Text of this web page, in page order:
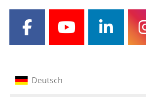
facebookyoutube
Deutsch